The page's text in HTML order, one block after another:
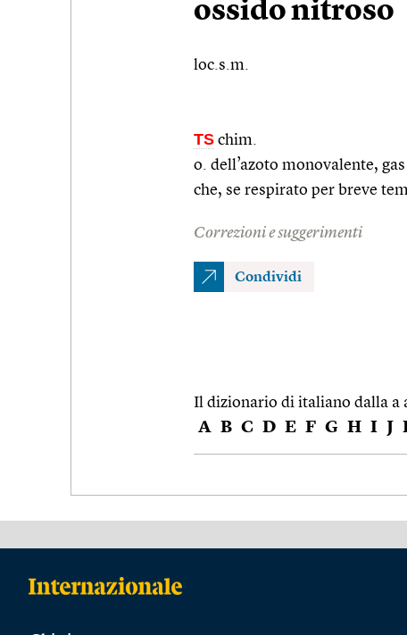
ossido nitroso
loc.s.m.
TS chim.
o. dell’azoto monovalente,
che, se respirato per breve
Correzioni e suggerimenti
Condividi
Il dizionario di italiano dalla a
A B C D E F G H I J